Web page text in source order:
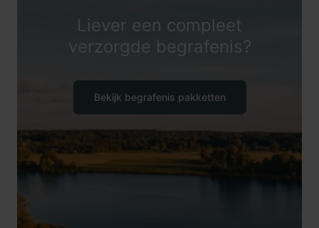
Liever een compleet
verzorgde begrafenis?
Bekijk begrafenis pakketten